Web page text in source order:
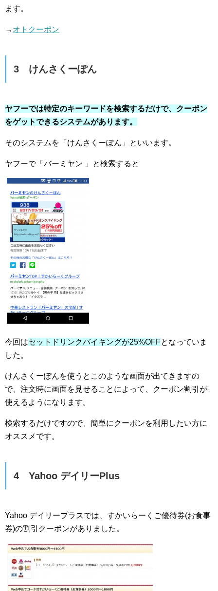
ます。
→ オトクーポン
3 けんさくーぽん
ヤフーでは特定のキーワードを検索するだけで、クーポン
をゲットできるシステムがあります。
そのシステムを「けんさくーぽん」といいます。
ヤフーで「バーミヤン 」と検索すると
今回はセットドリンクバイキングが25%OFFとなっていま
した。
けんさくーぽんを使うとこのような画面が出てきますの
で、注文時に画面を見せることによって、クーポン割引が
使えるようになります。
検索するだけですので、簡単にクーポンを利用したい方に
オススメです。
4 Yahoo デイリーPlus
Yahoo デイリープラスでは、すかいらーくご優待券(お食事
券)の割引クーポンがありました。